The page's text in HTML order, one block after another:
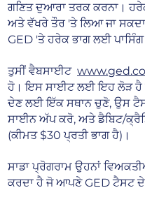
ਗਣਿਤ ਦੁਆਰਾ ਤਰਕ ਕਰਨਾ।
ਅਤੇ ਵੱਖਰੇ ਤੌਰ 'ਤੇ ਲਿਆ ਜਾ
GED 'ਤੇ ਹਰੇਕ ਭਾਗ ਲਈ
ਤੁਸੀਂ ਵੈਬਸਾਈਟ
ਹੋ। ਇਸ ਸਾਈਟ ਲਈ ਇਹ ਲੋੜ ਹੈ
ਦੇਣ ਲਈ ਇੱਕ ਸਥਾਨ ਚੁਣੋ, ਉਸ
ਸਾਈਨ ਅੱਪ ਕਰੋ, ਅਤੇ ਡੈਬਿਟ/
(ਕੀਮਤ $30 ਪ੍ਰਤੀ ਭਾਗ ਹੈ)।
ਸਾਡਾ ਪ੍ਰੋਗਰਾਮ ਉਹਨਾਂ
ਕਰਦਾ ਹੈ ਜੋ ਆਪਣੇ GED ਟੈਸਟ